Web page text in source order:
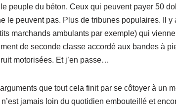
le peuple du béton. Ceux qui peuvent payer 50
le peuvent pas. Plus de tribunes populaires. Il
marchands ambulants par exemple) qui
de seconde classe accordé aux bandes à
motorisées. Et j’en passe…
que tout cela finit par se côtoyer à un
n’est jamais loin du quotidien embouteillé et